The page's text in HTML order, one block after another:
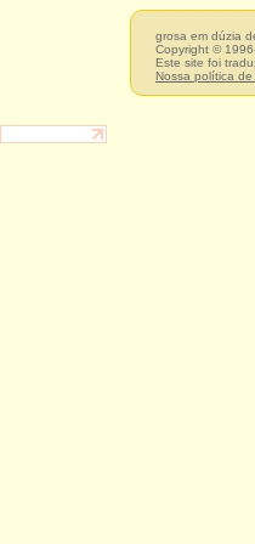
grosa em dúzia
Copyright ©
Este site foi
Nossa política de